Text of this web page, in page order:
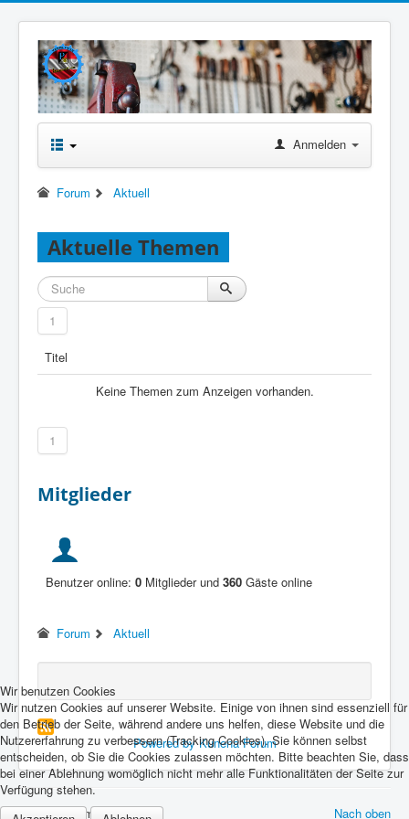
Anmelden
Forum Aktuell
Aktuelle Themen
1
Titel
Keine Themen zum Anzeigen vorhanden.
1
Mitglieder
Benutzer online: 0 Mitglieder und 360 Gäste online
Forum Aktuell
Powered by Kunena Forum
Nach oben
© 2026 Forum Vespa Cult
Wir benutzen Cookies
Wir nutzen Cookies auf unserer Website. Einige von ihnen sind essenziell für
den Betrieb der Seite, während andere uns helfen, diese Website und die
Nutzererfahrung zu verbessern (Tracking Cookies). Sie können selbst
entscheiden, ob Sie die Cookies zulassen möchten. Bitte beachten Sie, dass
bei einer Ablehnung womöglich nicht mehr alle Funktionalitäten der Seite zur
Verfügung stehen.